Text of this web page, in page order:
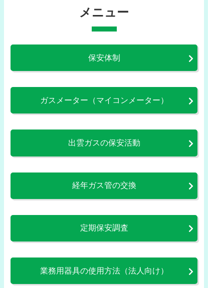
メニュー
保安体制
ガスメーター（マイコンメーター）
出雲ガスの保安活動
経年ガス管の交換
定期保安調査
業務用器具の使用方法（法人向け）